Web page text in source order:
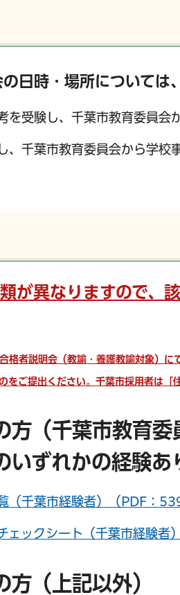
時・場所については、
を受験し、千葉市教育委員会
、千葉市教育委員会から学
が異なりますので、
格者説明会（教諭・養護教諭対象） に
をご提出ください。 千葉市採用者は「
方（千葉市教育
いずれかの経験あ
（千葉市経験者）（PDF：
ェックシート（千葉市経験者
（上記以外）